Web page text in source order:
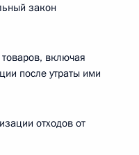
закон
включая
после утраты ими
отходов от